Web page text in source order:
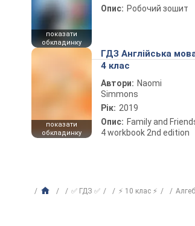
показати
обкладинку
Опис: Робочий зошит
показати
обкладинку
ГДЗ Англійська
4 клас
Автори: Naomi
Simmons
Рік: 2019
Опис: Family and
4 workbook 2nd edition
✅ ГДЗ ✅ ⚡ 10 клас ⚡